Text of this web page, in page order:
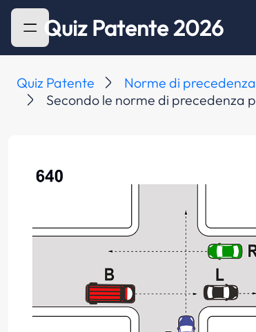
Quiz Patente 2026
Quiz Patente
Norme di
Secondo le norme di precedenza